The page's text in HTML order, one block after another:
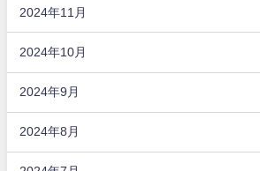
2024年11月
2024年10月
2024年9月
2024年8月